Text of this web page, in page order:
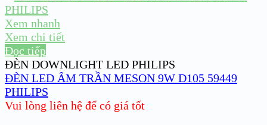
Xem nhanh
Xem chi tiết
Đọc tiếp
ĐÈN DOWNLIGHT LED PHILIPS
ĐÈN LED ÂM TRẦN MESON 9W D105 59449
PHILIPS
Vui lòng liên hệ để có giá tốt